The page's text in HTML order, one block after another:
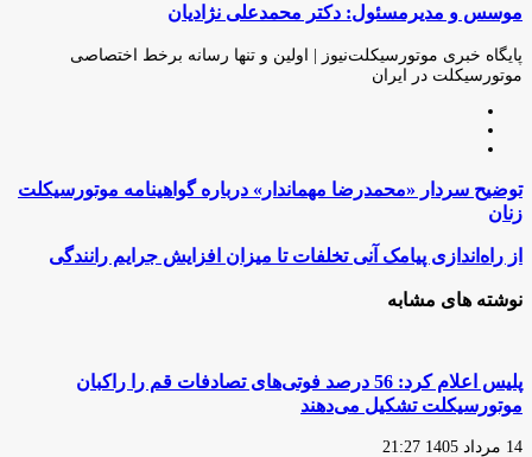
از
ایمیل
موسس و مدیرمسئول: دکتر محمدعلی نژادیان
پایگاه خبری موتورسیکلت‌نیوز | اولین و تنها رسانه برخط اختصاصی
موتورسیکلت در ایران
توضیح
سردار
«محمدرضا
مهماندار»
درباره
موتورسیکلت
توضیح سردار «محمدرضا مهماندار» درباره گواهینامه موتورسیکلت
زنان
از
پیامک
آنی
میزان
افزایش
جرایم
رانندگی
از راه‌اندازی پیامک آنی تخلفات تا میزان افزایش جرایم رانندگی
نوشته های مشابه
پلیس اعلام کرد: 56 درصد فوتی‌های تصادفات قم را راکبان
موتورسیکلت تشکیل می‌دهند
14 مرداد 1405 21:27